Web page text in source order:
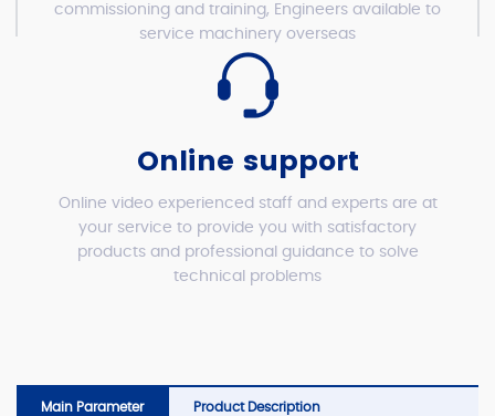
commissioning and training, Engineers available to
service machinery overseas
Online support
Online video experienced staff and experts are at
your service to provide you with satisfactory
products and professional guidance to solve
technical problems
Main Parameter Product Description